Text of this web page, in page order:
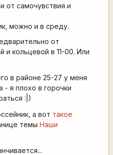
от самочувствия и
можно и в среду.
от
кольцевой в 11-00. Или
в районе 25-27 у меня
- я плохо в горочки
:|)
а вот такое
темы Наши